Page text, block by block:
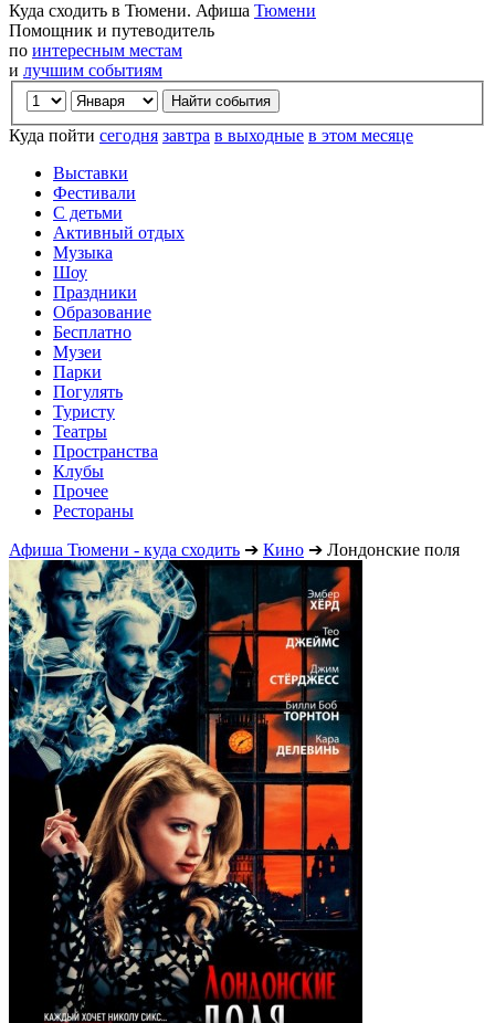
Куда сходить в Тюмени. Афиша Тюмени
Помощник и путеводитель
по интересным местам
и лучшим событиям
Куда пойти сегодня завтра в выходные в этом месяце
Выставки
Фестивали
С детьми
Активный отдых
Музыка
Шоу
Праздники
Образование
Бесплатно
Музеи
Парки
Погулять
Туристу
Театры
Пространства
Клубы
Прочее
Рестораны
Афиша Тюмени - куда сходить ➔ Кино ➔ Лондонские поля